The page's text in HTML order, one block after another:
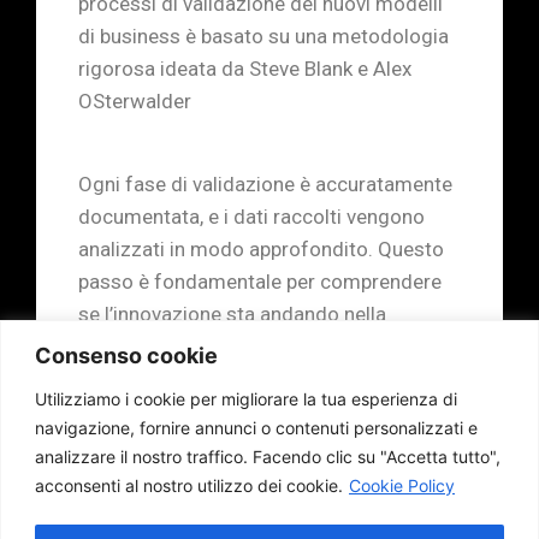
Consenso cookie
Utilizziamo i cookie per migliorare la tua esperienza di
navigazione, fornire annunci o contenuti personalizzati e
analizzare il nostro traffico. Facendo clic su "Accetta tutto",
acconsenti al nostro utilizzo dei cookie. Cookie Policy
di business è basato su una metodologia
rigorosa ideata da Steve Blank e Alex
OSterwalder
Ogni fase di validazione è accuratamente
documentata, e i dati raccolti vengono
analizzati in modo approfondito. Questo
passo è fondamentale per comprendere
se l’innovazione sta andando nella
direzione giusta. In caso contrario, ci
necessarie.
Una gestione efficace dei processi di
validazione dei nuovi modelli di business è